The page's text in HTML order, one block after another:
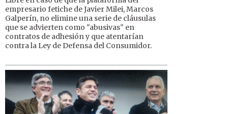
empresario fetiche de Javier Milei, Marcos
Galperín, no elimine una serie de cláusulas
que se advierten como "abusivas" en
contratos de adhesión y que atentarían
contra la Ley de Defensa del Consumidor.